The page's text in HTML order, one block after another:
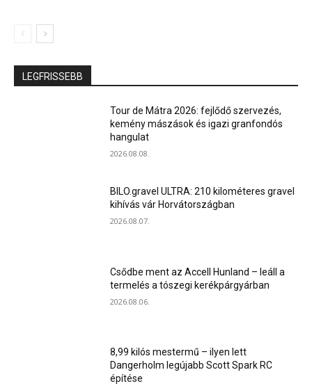
LEGFRISSEBB
Tour de Mátra 2026: fejlődő szervezés,
kemény mászások és igazi granfondós
hangulat
2026.08.08.
BILO.gravel ULTRA: 210 kilométeres gravel
kihívás vár Horvátországban
2026.08.07.
Csődbe ment az Accell Hunland – leáll a
termelés a tószegi kerékpárgyárban
2026.08.06.
8,99 kilós mestermű – ilyen lett
Dangerholm legújabb Scott Spark RC
építése